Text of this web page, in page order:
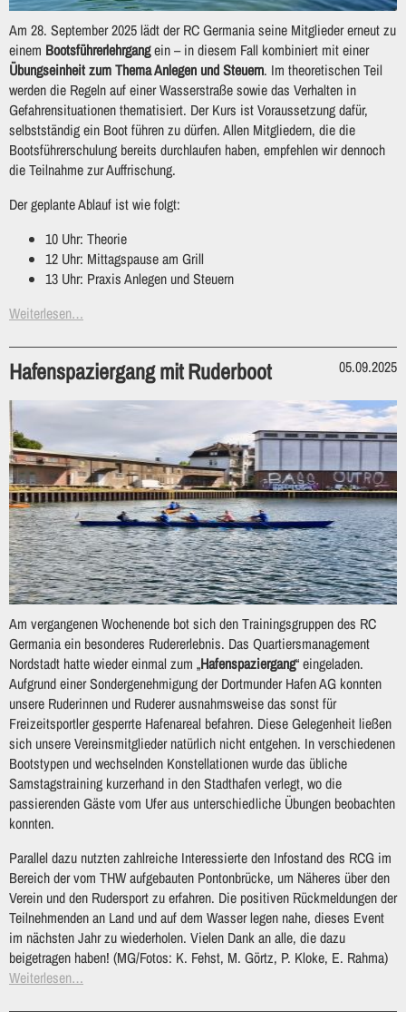
Am 28. September 2025 lädt der RC Germania seine Mitglieder erneut zu
einem Bootsführerlehrgangein – in diesem Fall kombiniert mit einer
Übungseinheit zum Thema Anlegen und Steuern. Im theoretischen Teil
werden die Regeln auf einer Wasserstraße sowie das Verhalten in
Gefahrensituationen thematisiert. Der Kurs ist Voraussetzung dafür,
selbstständig ein Boot führen zu dürfen. Allen Mitgliedern, die die
Bootsführerschulung bereits durchlaufen haben, empfehlen wir dennoch
die Teilnahme zur Auffrischung.
Der geplante Ablauf ist wie folgt:
10 Uhr: Theorie
12 Uhr: Mittagspause am Grill
13 Uhr: Praxis Anlegen und Steuern
Weiterlesen…
Hafenspaziergang mit Ruderboot 05.09.2025
Am vergangenen Wochenende bot sich den Trainingsgruppen des RC
Germania ein besonderes Rudererlebnis. Das Quartiersmanagement
Nordstadt hatte wieder einmal zum „Hafenspaziergang“ eingeladen.
Aufgrund einer Sondergenehmigung der Dortmunder Hafen AG konnten
unsere Ruderinnen und Ruderer ausnahmsweise das sonst für
Freizeitsportler gesperrte Hafenareal befahren. Diese Gelegenheit ließen
sich unsere Vereinsmitglieder natürlich nicht entgehen. In verschiedenen
Bootstypen und wechselnden Konstellationen wurde das übliche
Samstagstraining kurzerhand in den Stadthafen verlegt, wo die
passierenden Gäste vom Ufer aus unterschiedliche Übungen beobachten
konnten.
Parallel dazu nutzten zahlreiche Interessierte den Infostand des RCG im
Bereich der vom THW aufgebauten Pontonbrücke, um Näheres über den
Verein und den Rudersport zu erfahren. Die positiven Rückmeldungen der
Teilnehmenden an Land und auf dem Wasser legen nahe, dieses Event
im nächsten Jahr zu wiederholen. Vielen Dank an alle, die dazu
beigetragen haben! (MG/Fotos: K. Fehst, M. Görtz, P. Kloke, E. Rahma)
Weiterlesen…